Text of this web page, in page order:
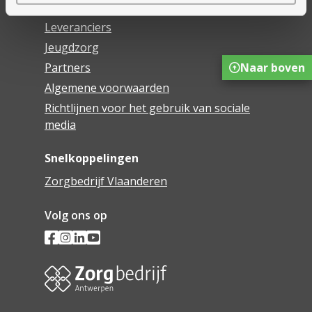
Vrijwilligers
Leveranciers
Jeugdzorg
Partners
Algemene voorwaarden
Richtlijnen voor het gebruik van sociale
media
Snelkoppelingen
Zorgbedrijf Vlaanderen
Volg ons op
Naar boven